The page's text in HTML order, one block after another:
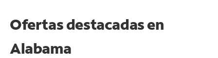
Ofertas destacadas en
Alabama